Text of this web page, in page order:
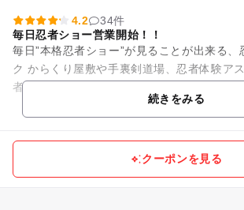
4.2
34件
毎日忍者ショー営業開始！！
毎日”本格忍者ショー”が見ることが出来る、
ク からくり屋敷や手裏剣道場、忍者体験アスレチックなど、忍
者になりきって1日を満喫できます！ 山梨県忍野八海すぐ近
続きをみる
クーポンを見る